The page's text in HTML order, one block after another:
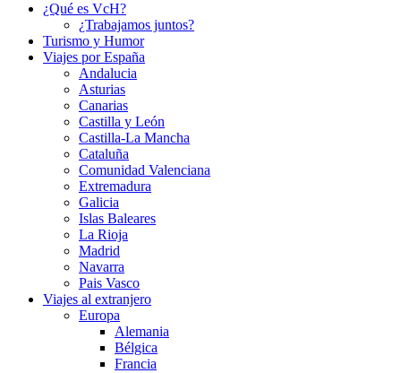
¿Qué es VcH?
¿Trabajamos juntos?
Turismo y Humor
Viajes por España
Andalucia
Asturias
Canarias
Castilla y León
Castilla-La Mancha
Cataluña
Comunidad Valenciana
Extremadura
Galicia
Islas Baleares
La Rioja
Madrid
Navarra
Pais Vasco
Viajes al extranjero
Europa
Alemania
Bélgica
Francia